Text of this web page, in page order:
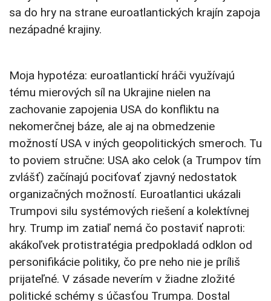
sa do hry na strane euroatlantických krajín zapoja
nezápadné krajiny.
Moja hypotéza: euroatlantickí hráči využívajú
tému mierových síl na Ukrajine nielen na
zachovanie zapojenia USA do konfliktu na
nekomerčnej báze, ale aj na obmedzenie
možností USA v iných geopolitických smeroch. Tu
to poviem stručne: USA ako celok (a Trumpov tím
zvlášť) začínajú pociťovať zjavný nedostatok
organizačných možností. Euroatlantici ukázali
Trumpovi silu systémových riešení a kolektívnej
hry. Trump im zatiaľ nemá čo postaviť naproti:
akákoľvek protistratégia predpokladá odklon od
personifikácie politiky, čo pre neho nie je príliš
prijateľné. V zásade neverím v žiadne zložité
politické schémy s účasťou Trumpa. Dostal